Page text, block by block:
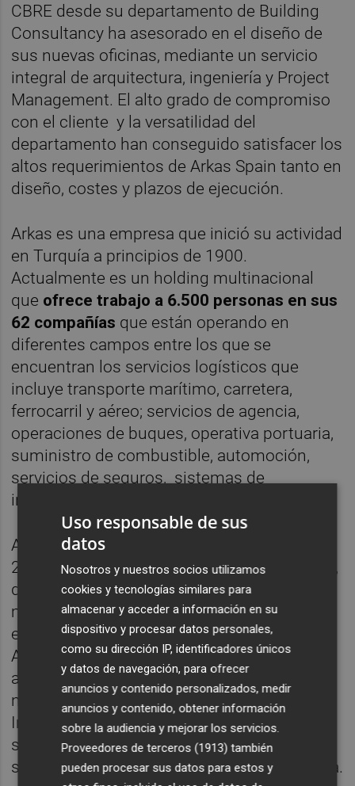
CBRE desde su departamento de Building
Consultancy ha asesorado en el diseño de
sus nuevas oficinas, mediante un servicio
integral de arquitectura, ingeniería y Project
Management. El alto grado de compromiso
con el cliente y la versatilidad del
departamento han conseguido satisfacer los
altos requerimientos de Arkas Spain tanto en
diseño, costes y plazos de ejecución.
Arkas es una empresa que inició su actividad
en Turquía a principios de 1900.
Actualmente es un holding multinacional
que ofrece trabajo a 6.500 personas en sus
62 compañías que están operando en
diferentes campos entre los que se
encuentran los servicios logísticos que
incluye transporte marítimo, carretera,
ferrocarril y aéreo; servicios de agencia,
operaciones de buques, operativa portuaria,
suministro de combustible, automoción,
servicios de seguros, sistemas de
información y turismo de cruceros.
Además de Turquía, Arkas está operando en
22 países a través de 43 oficinas. España es,
después de Turquía, es uno de los
mercados más importantes donde Arkas
está desarrollando su actividad y donde
Arkas Spain opera desde el año 2005 como
agente consignatario representando a las
navieras del grupo (Arkas Line y EMES
International) a través de sus tres oficinas
situadas en Barcelona, Castellón y Valencia,
siendo esta última la sede central en España.
Uso responsable de sus
datos
Nosotros y nuestros socios utilizamos
cookies y tecnologías similares para
almacenar y acceder a información en su
dispositivo y procesar datos personales,
como su dirección IP, identificadores únicos
y datos de navegación, para ofrecer
anuncios y contenido personalizados, medir
anuncios y contenido, obtener información
sobre la audiencia y mejorar los servicios.
Proveedores de terceros (1913) también
pueden procesar sus datos para estos y